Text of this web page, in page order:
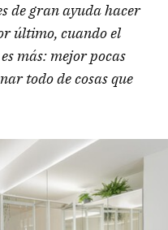
de gran ayuda hacer
último, cuando el
más: mejor pocas
todo de cosas que